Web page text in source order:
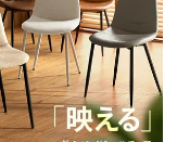
した。水が染み込み
です。